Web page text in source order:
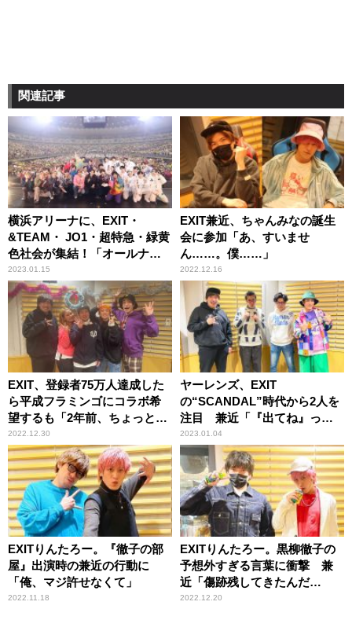
関連記事
横浜アリーナに、EXIT・
&TEAM・ JO1・超特急・緑黄
色社会が集結！「オールナイ
トニッポンXスペシャルライブ
2023」開催！
2023.01.15
EXIT兼近、ちゃんみなの誕生
会に参加「あ、すいませ
ん……。僕……」
2022.12.16
EXIT、登録者75万人達成した
ら平成フラミンゴにコラボ希
望するも「2年前、ちょっとサ
ボり始めてるでしょ？」
2022.12.30
ヤーレンズ、EXIT
の“SCANDAL”時代から2人を
注目 兼近「『出てね』って
言ってくれてたの覚えてま
す」
2023.01.04
EXITりんたろー。『徹子の部
屋』出演時の兼近の行動に
「俺、マジ許せなくて」
2022.11.18
EXITりんたろー。黒柳徹子の
予想外すぎる言葉に衝撃 兼
近「傷跡残してきたんだ
（笑）」
2022.12.20